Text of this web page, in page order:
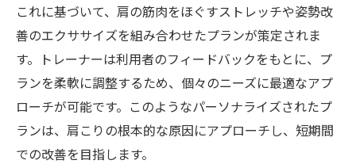
プラン効果を最大化するコツ
トレーニングの楽しさを実感
愛知県一宮市で肩こり解消を目指すパーソナル
ジム体験
プライベートセッションの利点
トレーニングの成功例とフィードバック
これに基づいて、肩の筋肉をほぐすストレッチや姿勢改
善のエクササイズを組み合わせたプランが策定されま
す。トレーナーは利用者のフィードバックをもとに、プ
ランを柔軟に調整するため、個々のニーズに最適なアプ
ローチが可能です。このようなパーソナライズされたプ
ランは、肩こりの根本的な原因にアプローチし、短期間
での改善を目指します。